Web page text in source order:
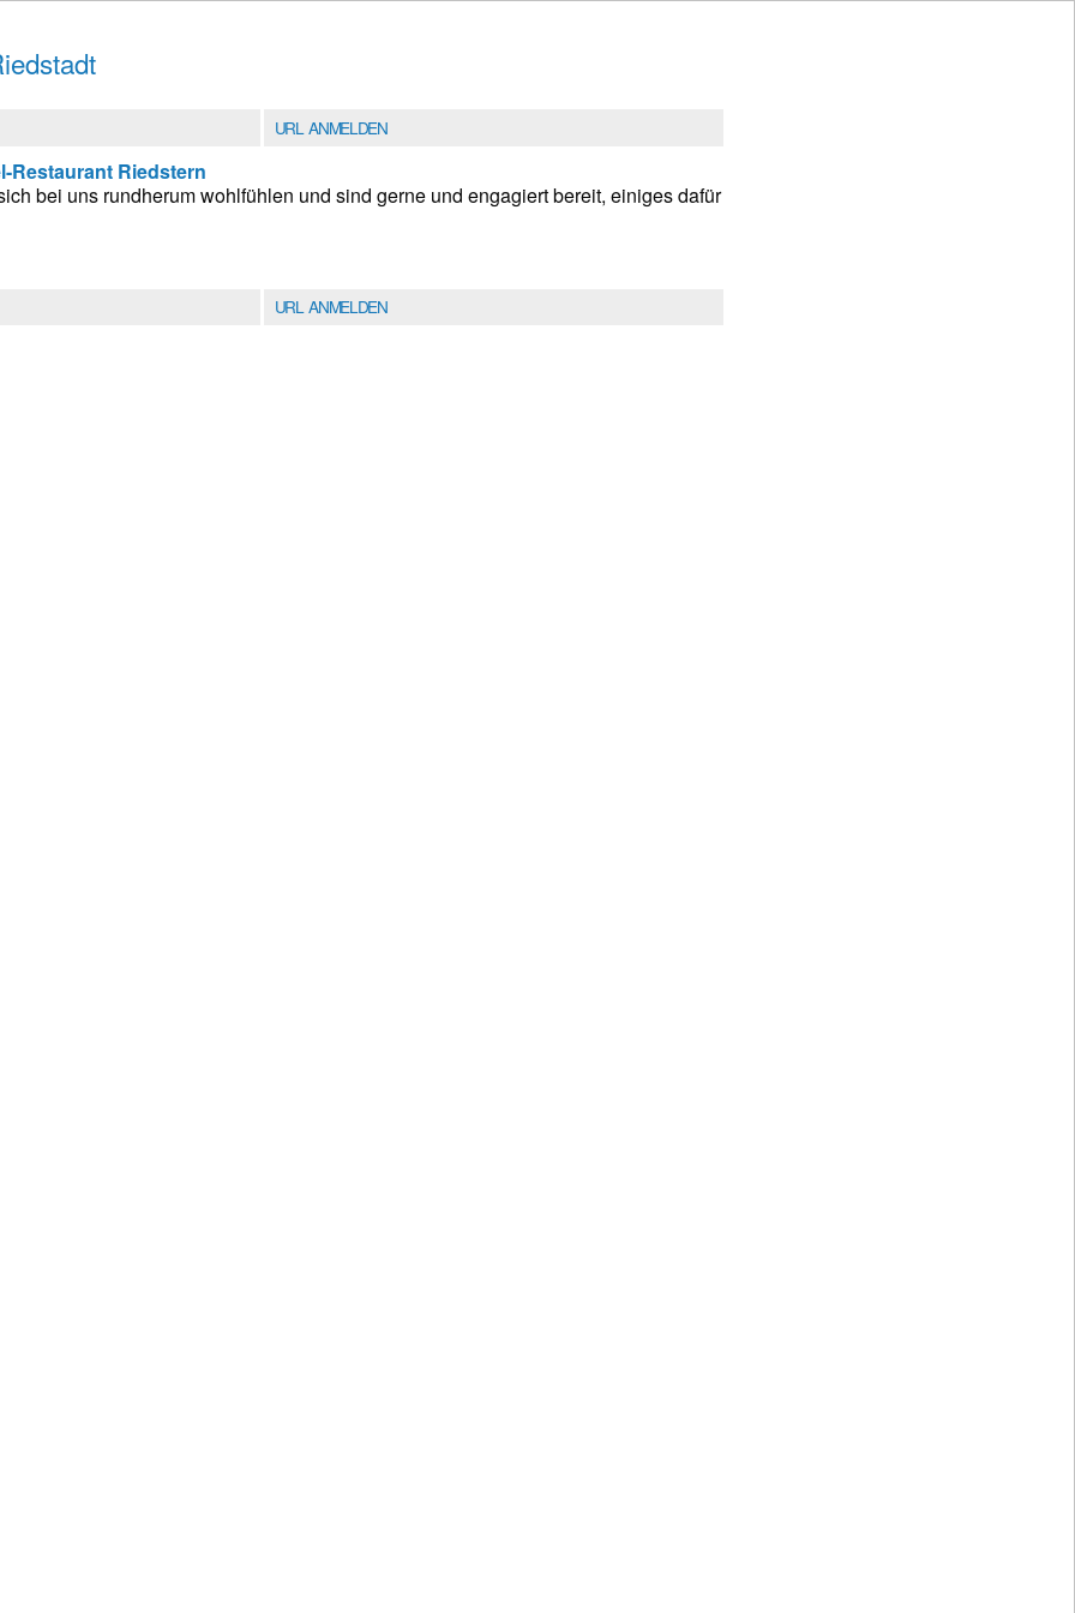
URL ANMELDEN
Restaurant Riedstern
bei uns rundherum wohlfühlen und sind gerne und engagiert bereit, einiges dafür
URL ANMELDEN